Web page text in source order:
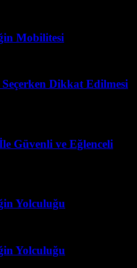
Mobilitesi
Dikkat Edilmesi
Güvenli ve Eğlenceli
Yolculuğu
Yolculuğu